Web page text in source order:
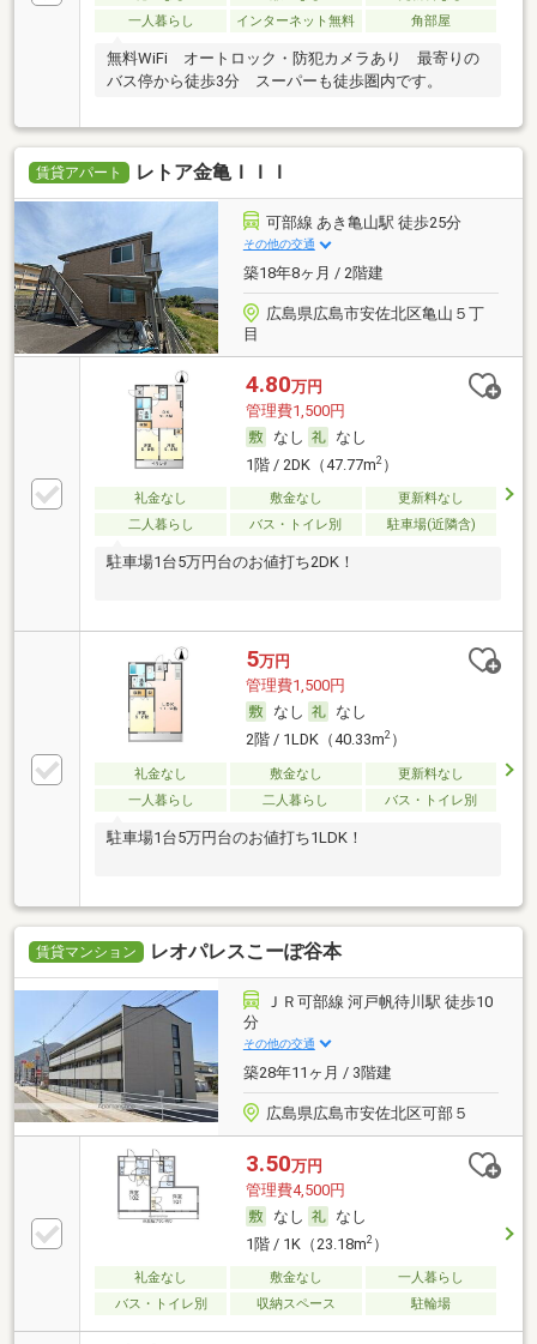
一人暮らし
インターネット無料 角部屋
無料WiFi オートロック・防犯カメラあり 最寄りの
バス停から徒歩3分 スーパーも徒歩圏内です。
賃貸アパート レトア金亀ＩＩＩ
可部線 あき亀山駅 徒歩25分
その他の交通
築18年8ヶ月 / 2階建
広島県広島市安佐北区亀山５丁
目
4.80万円
管理費1,500円
なし
なし
1階 / 2DK（47.77m2）
礼金なし 敷金なし
更新料なし
二人暮らし
バス・トイレ別 駐車場(近隣含)
駐車場1台5万円台のお値打ち2DK！
5万円
管理費1,500円
なし
なし
2階 / 1LDK（40.33m2）
礼金なし 敷金なし
更新料なし
一人暮らし
二人暮らし バス・トイレ別
駐車場1台5万円台のお値打ち1LDK！
賃貸マンション レオパレスこーぽ谷本
ＪＲ可部線 河戸帆待川駅 徒歩10
分
その他の交通
築28年11ヶ月 / 3階建
広島県広島市安佐北区可部５
3.50万円
管理費4,500円
なし
なし
1階 / 1K（23.18m2）
礼金なし 敷金なし
一人暮らし
バス・トイレ別
収納スペース 駐輪場